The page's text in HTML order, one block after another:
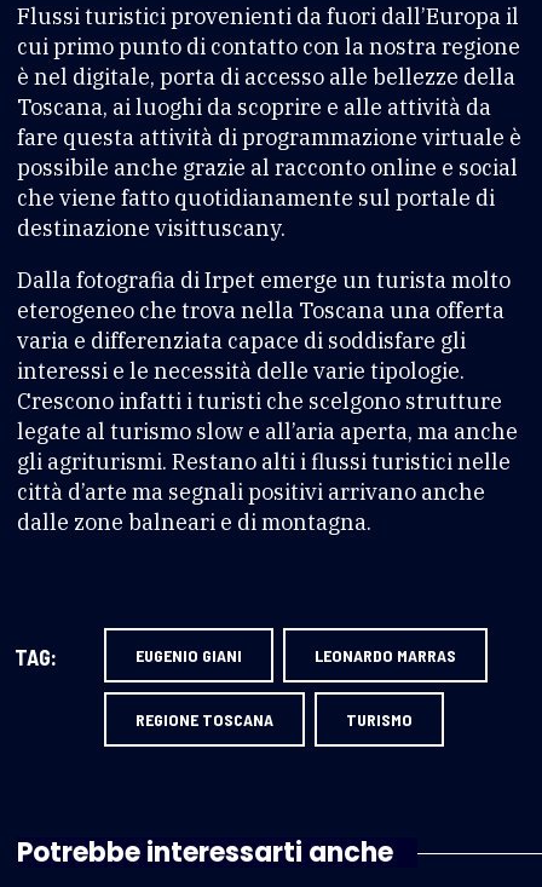
Flussi turistici provenienti da fuori dall’Europa il
cui primo punto di contatto con la nostra regione
è nel digitale, porta di accesso alle bellezze della
Toscana, ai luoghi da scoprire e alle attività da
fare questa attività di programmazione virtuale è
possibile anche grazie al racconto online e social
che viene fatto quotidianamente sul portale di
destinazione visittuscany.
Dalla fotografia di Irpet emerge un turista molto
eterogeneo che trova nella Toscana una offerta
varia e differenziata capace di soddisfare gli
interessi e le necessità delle varie tipologie.
Crescono infatti i turisti che scelgono strutture
legate al turismo slow e all’aria aperta, ma anche
gli agriturismi. Restano alti i flussi turistici nelle
città d’arte ma segnali positivi arrivano anche
dalle zone balneari e di montagna.
TAG: EUGENIO GIANI LEONARDO MARRAS
REGIONE TOSCANA TURISMO
Potrebbe interessarti anche